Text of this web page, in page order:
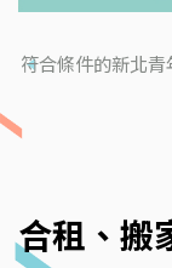
符合條件的新北
合租、搬